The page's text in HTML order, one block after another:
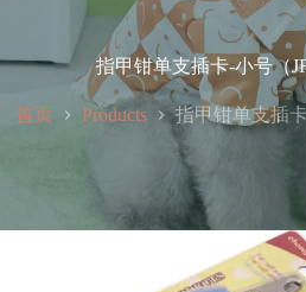
指甲钳单支插卡-小号（
首页 Products 指甲钳单支插卡